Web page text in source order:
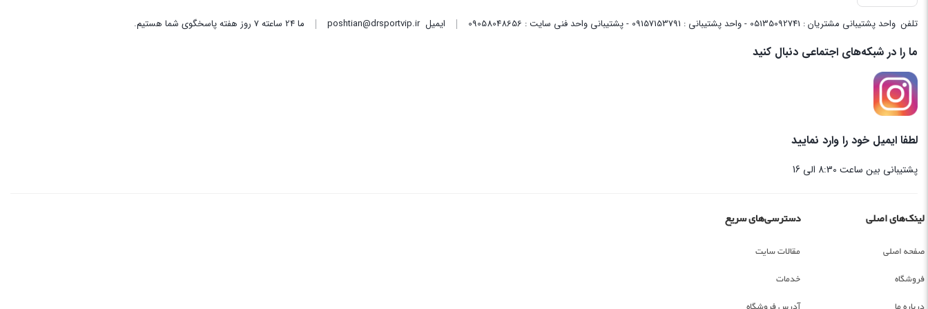
تلفن واحد پشتیبانی مشتریان : 05135092741 - واحد پشتیبانی : 09157153791 - پشتیبانی واحد فنی سایت : 09058048656 ایمیلposhtian@drsportvip.ir ما 24 ساعته 7 روز هفته پاسخگوی شما هستیم.
ما را در شبکه‌های اجتماعی دنبال کنید
لطفا ایمیل خود را وارد نمایید
پشتیبانی بین ساعت 8:30 الی 16
لینک‌های اصلی
صفحه اصلی
فروشگاه
دسترسی‌های سریع
مقالات سایت
خدمات